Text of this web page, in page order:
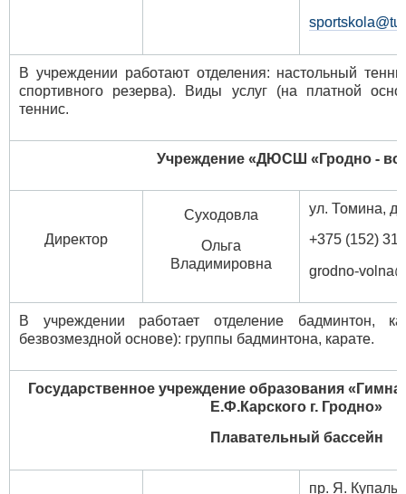
В учреждении работают отделения: настольный
спортивного резерва). Виды услуг (на платной
теннис.
Учреждение «ДЮСШ «Гродно -
Директор
Суходовла
Ольга
Владимировна
ул.
+375 (152) 31
grodno-
В учреждении работает отделение бадминтон,
безвозмездной основе): группы бадминтона, карате.
Государственное учреждение образования
Е.Ф.Карского г. Гродно»
Плавательный бассейн
пр. Я.